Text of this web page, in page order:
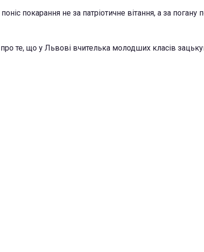
покарання не за патріотичне вітання, а за погану
те, що у Львові вчителька молодших класів